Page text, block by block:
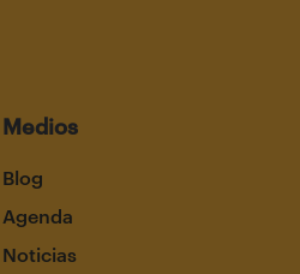
Medios
Blog
Agenda
Noticias